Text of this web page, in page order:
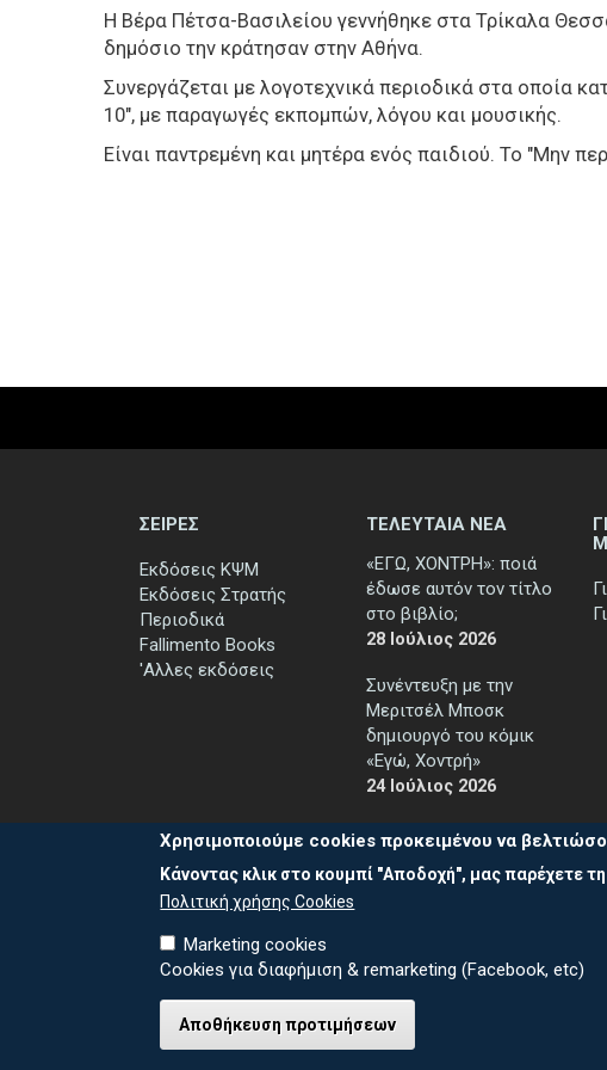
Η Βέρα Πέτσα-Βασιλείου γεννήθηκε στα Τρίκαλα
δημόσιο την κράτησαν στην Αθήνα.
Συνεργάζεται με λογοτεχνικά περιοδικά στα οποία
10", με παραγωγές εκπομπών, λόγου και μουσικής.
Είναι παντρεμένη και μητέρα ενός παιδιού. Το "Μην
ΣΕΙΡΕΣ
Εκδόσεις ΚΨΜ
Εκδόσεις Στρατής
Περιοδικά
Fallimento Books
'Αλλες εκδόσεις
ΤΕΛΕΥΤΑΙΑ ΝΕΑ
«ΕΓΩ, ΧΟΝΤΡΗ»: ποιά
έδωσε αυτόν τον τίτλο
στο βιβλίο;
28 Ιούλιος 2026
Συνέντευξη με την
Μεριτσέλ Μποσκ
δημιουργό του κόμικ
«Εγώ, Χοντρή»
24 Ιούλιος 2026
© 2026 ΕΚΔΟΣΕΙΣ ΚΨΜ
Χρησιμοποιούμε cookies προκειμένου να
Κάνοντας κλικ στο κουμπί "Αποδοχή", μας παρέχετε
Πολιτική χρήσης Cookies
Marketing cookies
Cookies για διαφήμιση & remarketing (Facebook, etc)
Αποθήκευση προτιμήσεων